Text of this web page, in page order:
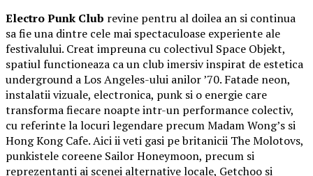
Electro Punk Club revine pentru al doilea an si continua
sa fie una dintre cele mai spectaculoase experiente ale
festivalului. Creat impreuna cu colectivul Space Objekt,
spatiul functioneaza ca un club imersiv inspirat de estetica
underground a Los Angeles-ului anilor ’70. Fatade neon,
instalatii vizuale, electronica, punk si o energie care
transforma fiecare noapte intr-un performance colectiv,
cu referinte la locuri legendare precum Madam Wong’s si
Hong Kong Cafe. Aici ii veti gasi pe britanicii The Molotovs,
punkistele coreene Sailor Honeymoon, precum si
reprezentanti ai scenei alternative locale, Getchoo si